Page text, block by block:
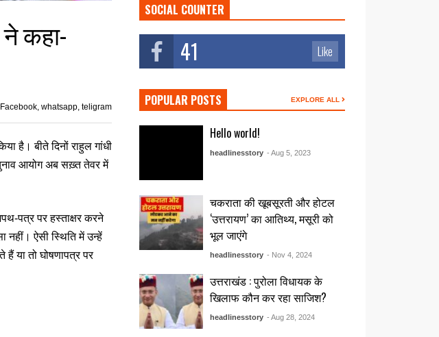
कहा-
Facebook, whatsapp, teligram
है। बीते दिनों राहुल गांधी
आयोग अब सख़्त तेवर में
पत्र पर हस्ताक्षर करने
नहीं। ऐसी स्थिति में उन्हें
या तो घोषणापत्र पर
SOCIAL COUNTER
41 Like
POPULAR POSTS EXPLORE ALL
Hello world!
headlinesstory - Aug 5, 2023
चकराता की खूबसूरती और होटल
‘उत्तरायण’ का आतिथ्य, मसूरी को
भूल जाएंगे
headlinesstory - Nov 4, 2024
उत्तराखंड : पुरोला विधायक के
खिलाफ कौन कर रहा साजिश?
headlinesstory - Aug 28, 2024